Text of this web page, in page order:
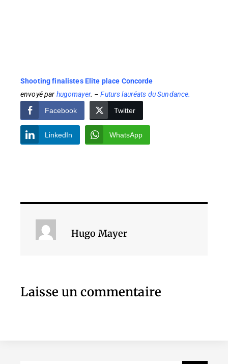
Shooting finalistes Elite place Concorde
envoyé par hugomayer. –Futurs lauréats du Sundance.
Facebook
Twitter
LinkedIn WhatsApp
Hugo Mayer
Laisse un commentaire